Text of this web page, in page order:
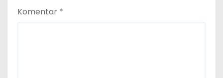
Komentar *